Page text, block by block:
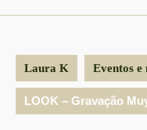
Laura K Eventos e
LOOK – Gravação